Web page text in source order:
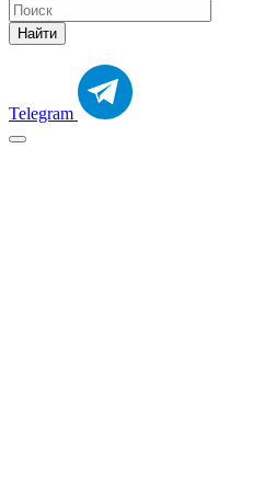
Найти
Telegram